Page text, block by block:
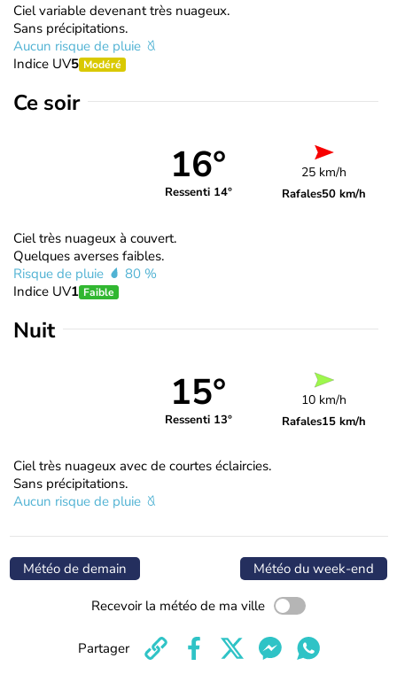
Ciel variable devenant très nuageux.
Sans précipitations.
Aucun risque de pluie
Indice UV5 Modéré
Ce soir
16°
Ressenti 14°
25 km/h
Rafales50 km/h
Ciel très nuageux à couvert.
Quelques averses faibles.
Risque de pluie
80 %
Indice UV1 Faible
Nuit
15°
Ressenti 13°
10 km/h
Rafales15 km/h
Ciel très nuageux avec de courtes éclaircies.
Sans précipitations.
Aucun risque de pluie
Météo de demain Météo du week-end
Recevoir la météo de ma ville
Partager